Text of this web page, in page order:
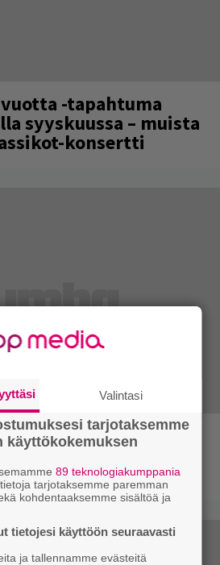
-tapahtuma
syyskuussa – muista
konsertti
– CMX:stä tutun
om
kokonaisuus
Valintasi
tarjotaksemme
käyttökokemuksen
89 teknologiakumppania
tarjotaksemme paremman
kohdentaaksemme sisältöä ja
tietojesi käyttöön seuraavasti
ja tallennamme evästeitä